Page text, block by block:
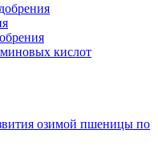
кислот
озимой пшеницы по